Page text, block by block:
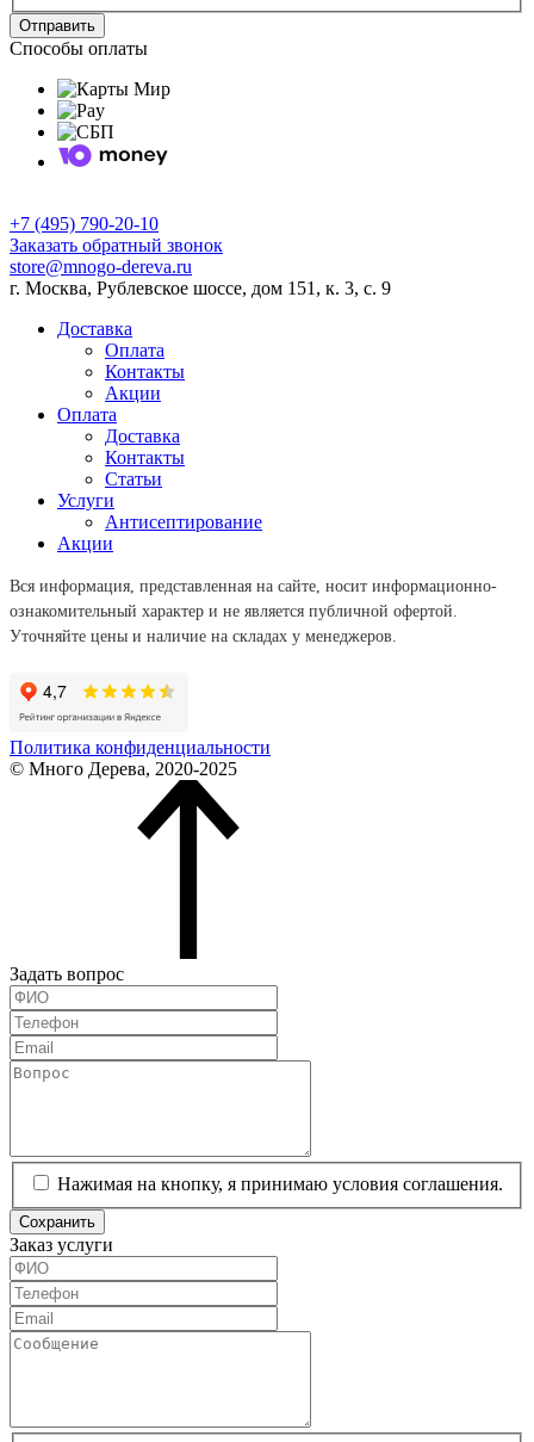
Отправить
Способы оплаты
+7 (495) 790-20-10
Заказать обратный звонок
store@mnogo-dereva.ru
г. Москва, Рублевское шоссе, дом 151, к. 3, с. 9
Доставка
Оплата
Контакты
Акции
Оплата
Доставка
Контакты
Статьи
Услуги
Антисептирование
Акции
Вся информация, представленная на сайте, носит информационно-
ознакомительный характер и не является публичной офертой.
Уточняйте цены и наличие на складах у менеджеров.
Политика конфиденциальности
© Много Дерева, 2020-2025
Задать вопрос
Нажимая на кнопку, я принимаю условия соглашения.
Сохранить
Заказ услуги